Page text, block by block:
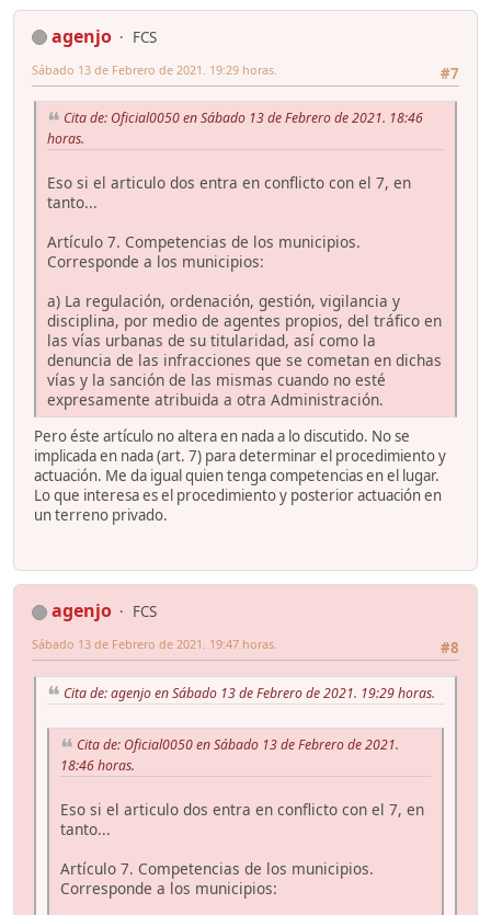
agenjo
FCS
#7
Sábado 13 de Febrero de 2021. 19:29 horas.
Cita de: Oficial0050 en Sábado 13 de Febrero de 2021. 18:46
horas.
Eso si el articulo dos entra en conflicto con el 7, en
tanto...
Artículo 7. Competencias de los municipios.
Corresponde a los municipios:
a) La regulación, ordenación, gestión, vigilancia y
disciplina, por medio de agentes propios, del tráfico en
las vías urbanas de su titularidad, así como la
denuncia de las infracciones que se cometan en dichas
vías y la sanción de las mismas cuando no esté
expresamente atribuida a otra Administración.
Pero éste artículo no altera en nada a lo discutido. No se
implicada en nada (art. 7) para determinar el procedimiento y
actuación. Me da igual quien tenga competencias en el lugar.
Lo que interesa es el procedimiento y posterior actuación en
un terreno privado.
agenjo
FCS
#8
Sábado 13 de Febrero de 2021. 19:47 horas.
Cita de: agenjo en Sábado 13 de Febrero de 2021. 19:29 horas.
Cita de: Oficial0050 en Sábado 13 de Febrero de 2021.
18:46 horas.
Eso si el articulo dos entra en conflicto con el 7, en
tanto...
Artículo 7. Competencias de los municipios.
Corresponde a los municipios: